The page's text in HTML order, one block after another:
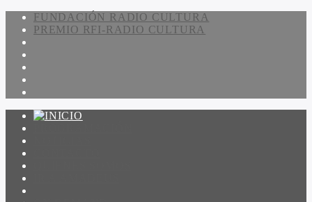
FUNDACIÓN RADIO CULTURA
PREMIO RFI-RADIO CULTURA